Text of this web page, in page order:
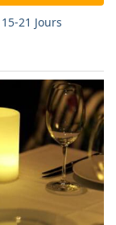
21 Jours